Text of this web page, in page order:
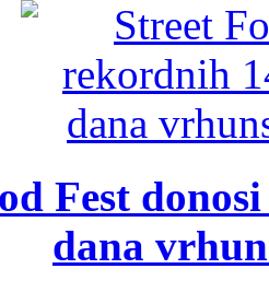
Fest
dana